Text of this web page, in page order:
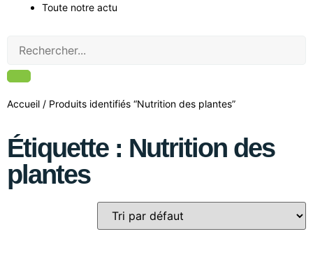
Toute notre actu
Accueil / Produits identifiés “Nutrition des plantes”
Étiquette : Nutrition des
plantes